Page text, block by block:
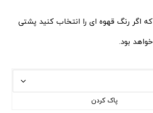
اگر رنگ قهوه ای را انتخاب کنید پشتی
بود.
پاک کردن